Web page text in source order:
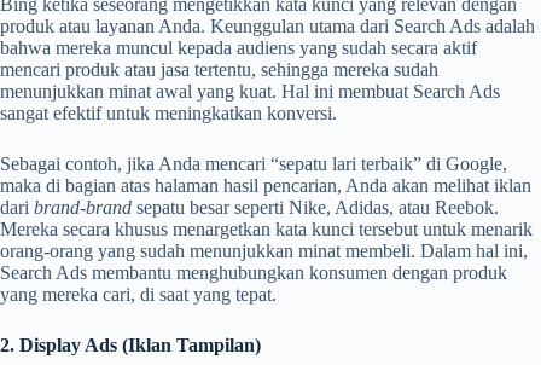
produk atau layanan Anda. Keunggulan utama dari Search Ads adalah
bahwa mereka muncul kepada audiens yang sudah secara aktif
mencari produk atau jasa tertentu, sehingga mereka sudah
menunjukkan minat awal yang kuat. Hal ini membuat Search Ads
sangat efektif untuk meningkatkan konversi.
Sebagai contoh, jika Anda mencari “sepatu lari terbaik” di Google,
maka di bagian atas halaman hasil pencarian, Anda akan melihat iklan
dari brand-brand sepatu besar seperti Nike, Adidas, atau Reebok.
Mereka secara khusus menargetkan kata kunci tersebut untuk menarik
orang-orang yang sudah menunjukkan minat membeli. Dalam hal ini,
Search Ads membantu menghubungkan konsumen dengan produk
yang mereka cari, di saat yang tepat.
2. Display Ads (Iklan Tampilan)